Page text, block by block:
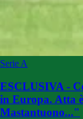
Serie A
ESCLUSIVA -
in Europa. Atta
Mastantuono..."